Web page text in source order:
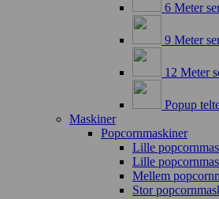
6 Meter
9 Meter
12 Meter
Popup
Maskiner
Popcornmaskiner
Lille
Lille
Mellem
Stor